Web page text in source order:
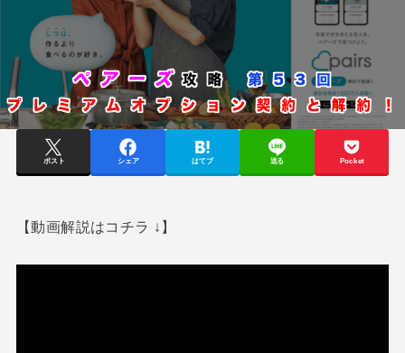
ポスト シェア はてブ 送る Pocket
【動画解説はコチラ ↓】